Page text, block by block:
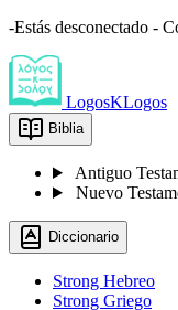
-Estás desconectado -
LogosKLogos
Biblia
Antiguo
Nuevo
Diccionario
Strong Hebreo
Strong Griego